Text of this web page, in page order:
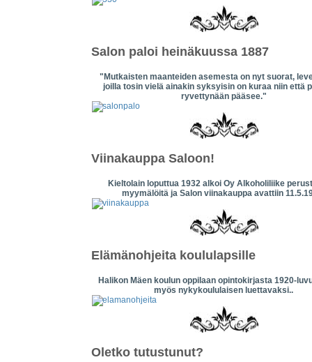
Salon paloi heinäkuussa 1887
"Mutkaisten maanteiden asemesta on nyt suorat,
joilla tosin vielä ainakin syksyisin on kuraa niin että
ryvettynään pääsee."
Viinakauppa Saloon!
Kieltolain loputtua 1932 alkoi Oy Alkoholiliike
myymälöitä ja Salon viinakauppa avattiin
Elämänohjeita koululapsille
Halikon Mäen koulun oppilaan opintokirjasta 1920-
myös nykykoululaisen luettavaksi..
Oletko tutustunut?